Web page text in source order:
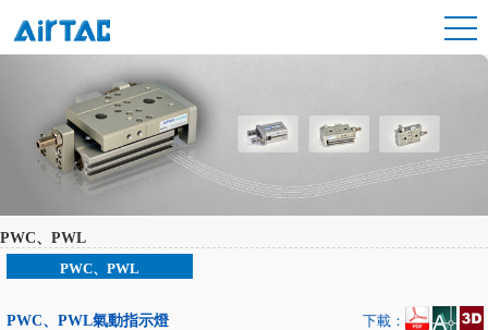
PWC、PWL
PWC、PWL
PWC、PWL氣動指示燈 下載：